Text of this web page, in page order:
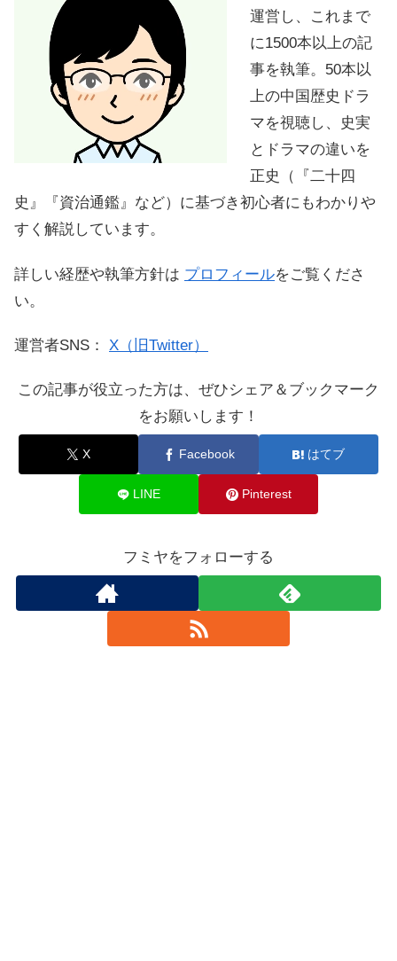
運営し、これまで
に1500本以上の記
事を執筆。50本以
上の中国歴史ドラ
マを視聴し、史実
とドラマの違いを
正史（『二十四
史』『資治通鑑』など）に基づき初心者にもわかりや
すく解説しています。
詳しい経歴や執筆方針は プロフィールをご覧くださ
い。
運営者SNS： X（旧Twitter）
この記事が役立った方は、ぜひシェア＆ブックマーク
をお願いします！
X Facebook はてブ
LINE Pinterest
フミヤをフォローする